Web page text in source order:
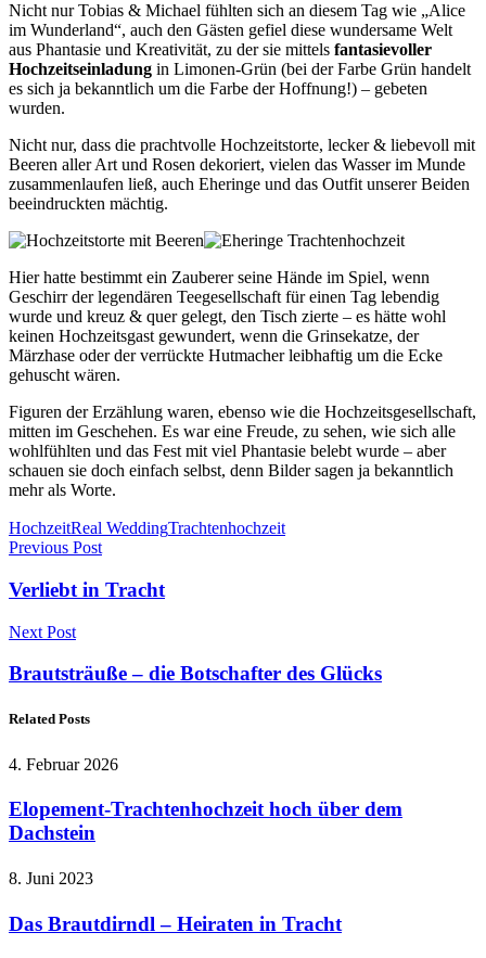
Nicht nur Tobias & Michael fühlten sich an diesem Tag wie „Alice
im Wunderland“, auch den Gästen gefiel diese wundersame Welt
aus Phantasie und Kreativität, zu der sie mittels fantasievoller
Hochzeitseinladung in Limonen-Grün (bei der Farbe Grün handelt
es sich ja bekanntlich um die Farbe der Hoffnung!) – gebeten
wurden.
Nicht nur, dass die prachtvolle Hochzeitstorte, lecker & liebevoll mit
Beeren aller Art und Rosen dekoriert, vielen das Wasser im Munde
zusammenlaufen ließ, auch Eheringe und das Outfit unserer Beiden
beeindruckten mächtig.
Hier hatte bestimmt ein Zauberer seine Hände im Spiel, wenn
Geschirr der legendären Teegesellschaft für einen Tag lebendig
wurde und kreuz & quer gelegt, den Tisch zierte – es hätte wohl
keinen Hochzeitsgast gewundert, wenn die Grinsekatze, der
Märzhase oder der verrückte Hutmacher leibhaftig um die Ecke
gehuscht wären.
Figuren der Erzählung waren, ebenso wie die Hochzeitsgesellschaft,
mitten im Geschehen. Es war eine Freude, zu sehen, wie sich alle
wohlfühlten und das Fest mit viel Phantasie belebt wurde – aber
schauen sie doch einfach selbst, denn Bilder sagen ja bekanntlich
mehr als Worte.
HochzeitReal WeddingTrachtenhochzeit
Previous Post
Verliebt in Tracht
Next Post
Brautsträuße – die Botschafter des Glücks
Related Posts
4. Februar 2026
Elopement-Trachtenhochzeit hoch über dem
Dachstein
8. Juni 2023
Das Brautdirndl – Heiraten in Tracht